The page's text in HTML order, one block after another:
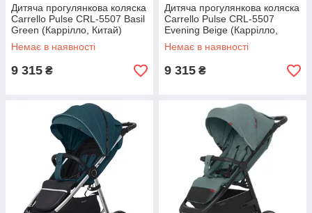
Дитяча прогулянкова коляска
Carrello Pulse CRL-5507 Basil
Green (Каррілло, Китай)
Немає в наявності
9 315 ₴
Дитяча прогулянкова коляска
Carrello Pulse CRL-5507
Evening Beige (Каррілло,
Китай)
Немає в наявності
9 315 ₴